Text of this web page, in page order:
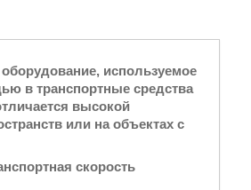
используемое
в транспортные средства
высокой
или на объектах с
скорость